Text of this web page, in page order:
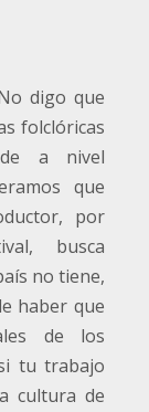
digo que
folclóricas
a nivel
que
por
busca
no tiene,
haber que
de los
tu trabajo
cultura de